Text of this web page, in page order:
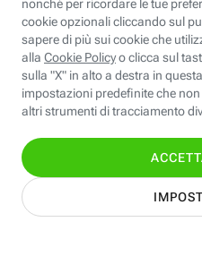
CM14
EBFC<BannerID>